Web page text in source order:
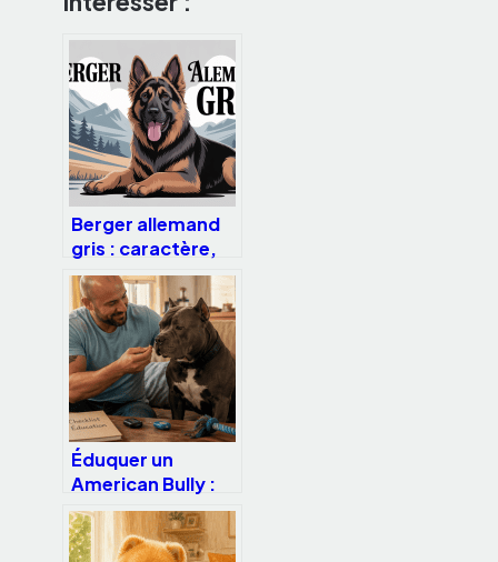
Berger allemand
gris : caractère,
couleurs et
conseils de
sélection
Éduquer un
American Bully :
Pourquoi le
renforcement
positif surpasse la